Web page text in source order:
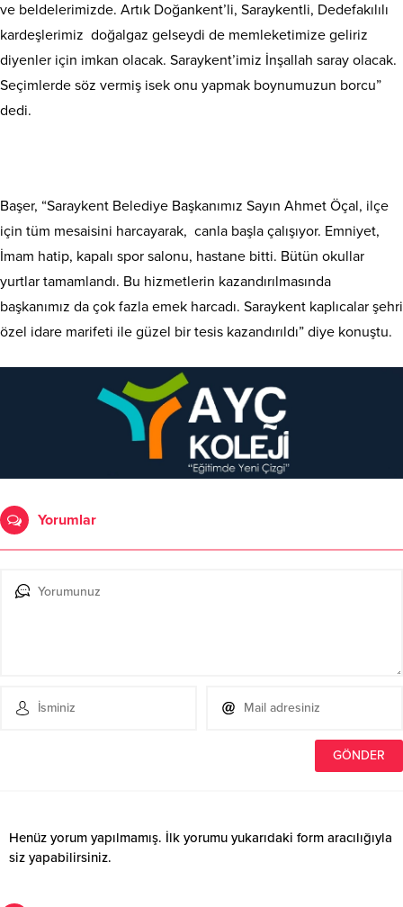
ve beldelerimizde. Artık Doğankent’li, Saraykentli, Dedefakılılı
kardeşlerimiz doğalgaz gelseydi de memleketimize geliriz
diyenler için imkan olacak. Saraykent’imiz İnşallah saray olacak.
Seçimlerde söz vermiş isek onu yapmak boynumuzun borcu”
dedi.
Başer, “Saraykent Belediye Başkanımız Sayın Ahmet Öçal, ilçe
için tüm mesaisini harcayarak, canla başla çalışıyor. Emniyet,
İmam hatip, kapalı spor salonu, hastane bitti. Bütün okullar
yurtlar tamamlandı. Bu hizmetlerin kazandırılmasında
başkanımız da çok fazla emek harcadı. Saraykent kaplıcalar şehri
özel idare marifeti ile güzel bir tesis kazandırıldı” diye konuştu.
Yorumlar
Henüz yorum yapılmamış. İlk yorumu yukarıdaki form aracılığıyla
siz yapabilirsiniz.